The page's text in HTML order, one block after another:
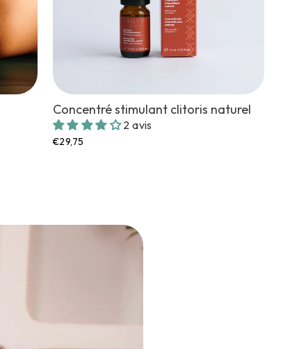
Concentré stimulant clitoris naturel
2 avis
€29,75